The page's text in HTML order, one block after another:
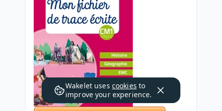
Wakelet uses cookies to
improve your experience.